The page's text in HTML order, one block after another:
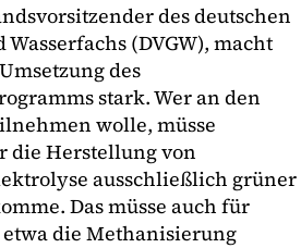
des deutschen
Wasserfachs (DVGW), macht
des
stark. Wer an den
wolle, müsse
die Herstellung von
ausschließlich grüner
Das müsse auch für
die Methanisierung